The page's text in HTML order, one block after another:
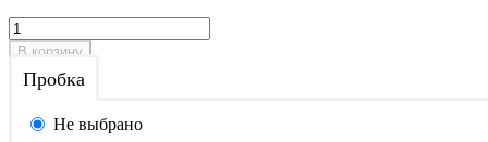
В корзину
Пробка
Не выбрано